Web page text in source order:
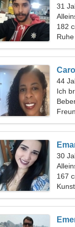
31
182
44
Ich
30
167